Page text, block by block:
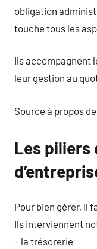
obligation
touche tous les
Ils accompagnent
leur gestion au
Source à propos de
Les piliers
Pour bien gérer, il
Ils interviennent
– la trésorerie